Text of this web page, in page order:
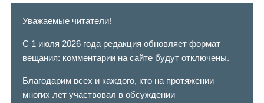
Уважаемые читатели!
С 1 июля 2026 года редакция обновляет формат
вещания: комментарии на сайте будут отключены.
Благодарим всех и каждого, кто на протяжении
многих лет участвовал в обсуждении